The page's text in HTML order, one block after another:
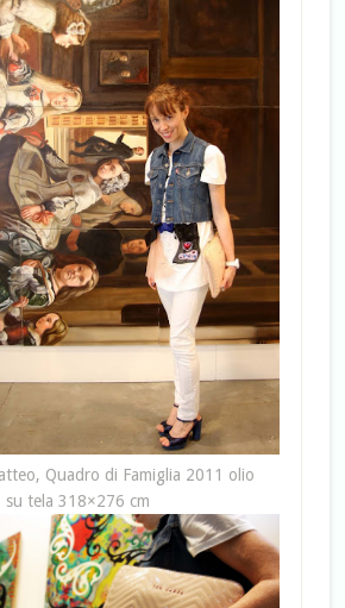
Quadro di Famiglia 2011 olio
su tela 318×276 cm